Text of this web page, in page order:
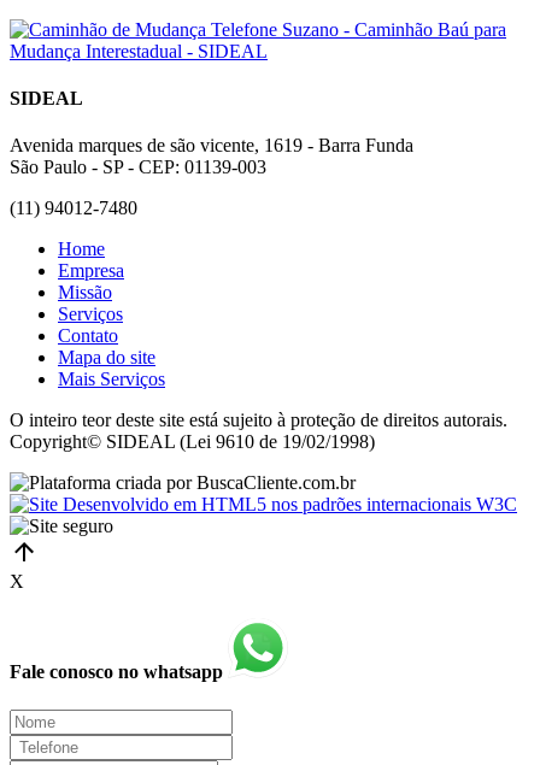
SIDEAL
Avenida marques de são vicente, 1619 - Barra Funda
São Paulo - SP - CEP: 01139-003
(11) 94012-7480
Home
Empresa
Missão
Serviços
Contato
Mapa do site
Mais Serviços
O inteiro teor deste site está sujeito à proteção de direitos autorais.
Copyright© SIDEAL (Lei 9610 de 19/02/1998)
X
Fale conosco no whatsapp